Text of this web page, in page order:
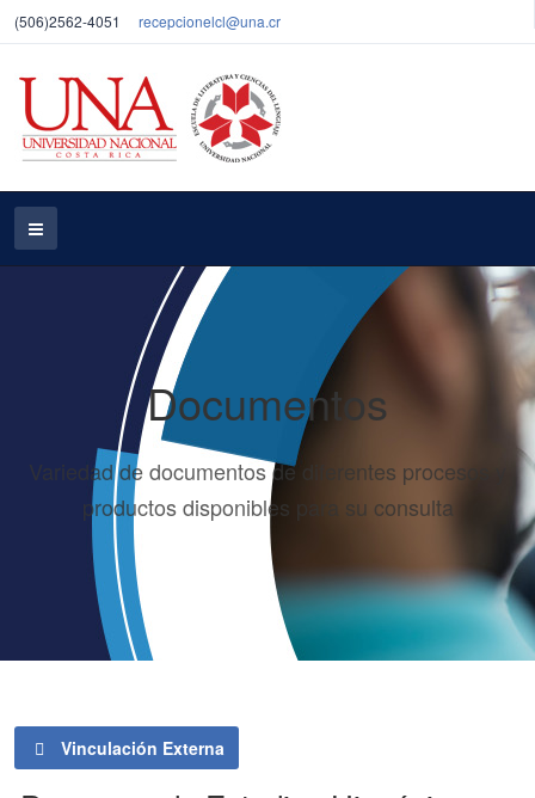
(506)2562-4051 recepcionelcl@una.cr
Documentos
Variedad de documentos de diferentes procesos y
productos disponibles para su consulta
Vinculación Externa